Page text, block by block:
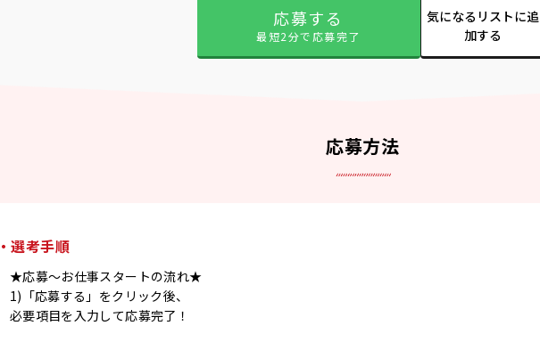
応募する
最短2分で応募完了
気になるリストに追
加する
応募方法
・選考手順
★応募～お仕事スタートの流れ★
1)「応募する」をクリック後、
必要項目を入力して応募完了！